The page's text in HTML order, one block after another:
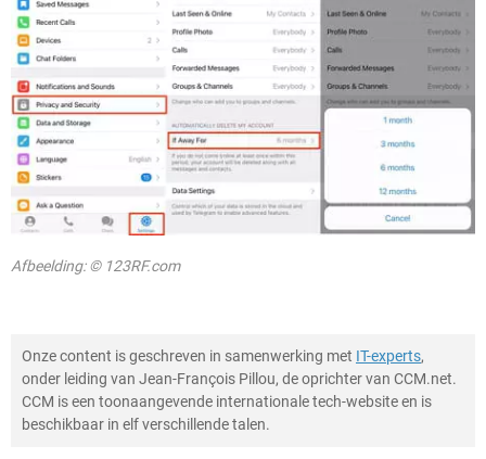
Afbeelding: © 123RF.com
Onze content is geschreven in samenwerking met IT-experts,
onder leiding van Jean-François Pillou, de oprichter van CCM.net.
CCM is een toonaangevende internationale tech-website en is
beschikbaar in elf verschillende talen.